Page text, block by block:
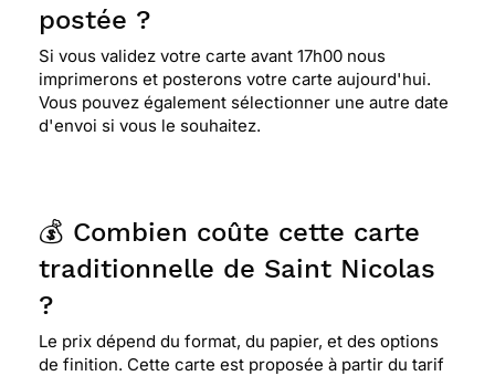
postée ?
Si vous validez votre carte avant 17h00 nous
imprimerons et posterons votre carte aujourd'hui.
Vous pouvez également sélectionner une autre date
d'envoi si vous le souhaitez.
💰 Combien coûte cette carte
traditionnelle de Saint Nicolas
?
Le prix dépend du format, du papier, et des options
de finition. Cette carte est proposée à partir du tarif